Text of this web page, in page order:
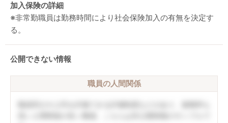
加入保険の詳細
※非常勤職員は勤務時間により社会保険加入の有無を決定す
る。
公開できない情報
職員の人間関係